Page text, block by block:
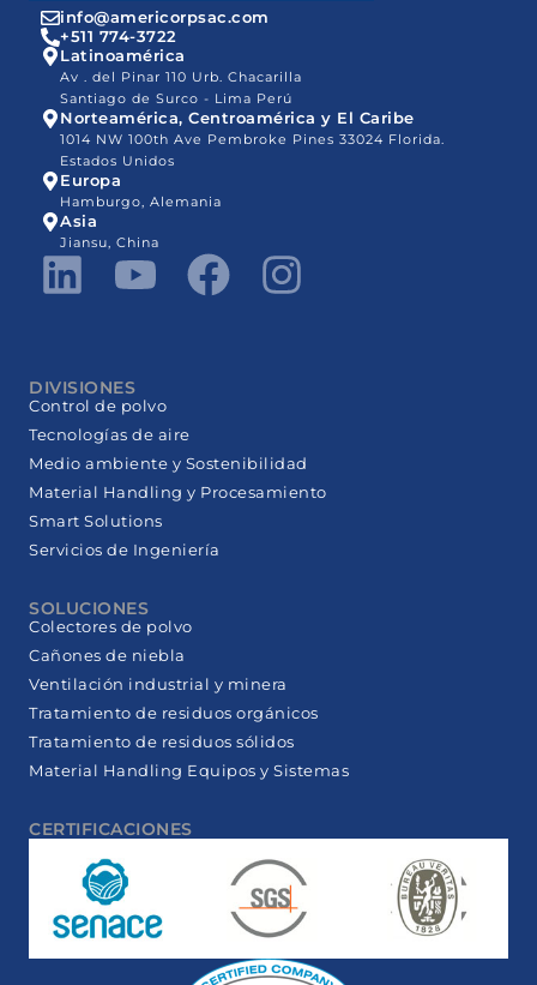
info@americorpsac.com
+511 774-3722
Latinoamérica
Av . del Pinar 110 Urb. Chacarilla
Santiago de Surco - Lima Perú
Norteamérica, Centroamérica y El Caribe
1014 NW 100th Ave Pembroke Pines 33024 Florida.
Estados Unidos
Europa
Hamburgo, Alemania
Asia
Jiansu, China
DIVISIONES
Control de polvo
Tecnologías de aire
Medio ambiente y Sostenibilidad
Material Handling y Procesamiento
Smart Solutions
Servicios de Ingeniería
SOLUCIONES
Colectores de polvo
Cañones de niebla
Ventilación industrial y minera
Tratamiento de residuos orgánicos
Tratamiento de residuos sólidos
Material Handling Equipos y Sistemas
CERTIFICACIONES